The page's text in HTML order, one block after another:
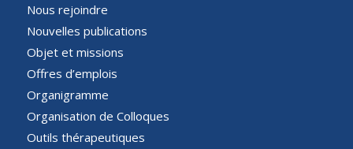
Nous rejoindre
Nouvelles publications
Objet et missions
Offres d’emplois
Organigramme
Organisation de Colloques
Outils thérapeutiques